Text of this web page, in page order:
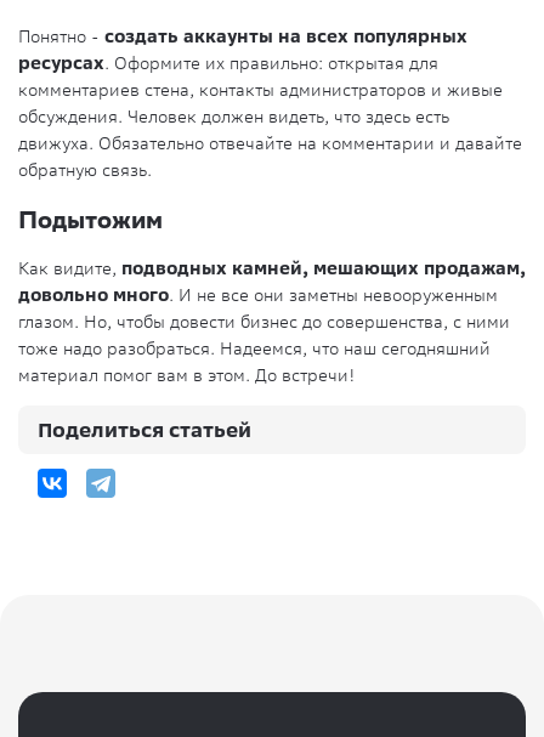
Понятно - создать аккаунты на всех популярных
ресурсах. Оформите их правильно: открытая для
комментариев стена, контакты администраторов и живые
обсуждения. Человек должен видеть, что здесь есть
движуха. Обязательно отвечайте на комментарии и давайте
обратную связь.
Подытожим
Как видите, подводных камней, мешающих продажам,
довольно много. И не все они заметны невооруженным
глазом. Но, чтобы довести бизнес до совершенства, с ними
тоже надо разобраться. Надеемся, что наш сегодняшний
материал помог вам в этом. До встречи!
Поделиться статьей